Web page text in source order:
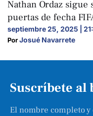
Nathan Ordaz sigue
puertas de fecha
septiembre 25, 2025 |
Por Josué Navarrete
Suscríbete al
El nombre completo